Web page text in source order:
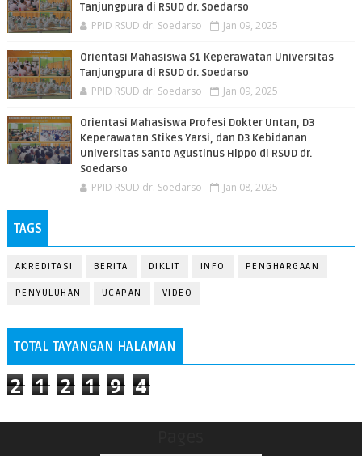
Tanjungpura di RSUD dr. Soedarso
PPID RSUD dr. Soedarso Jan 09, 2025
Orientasi Mahasiswa S1 Keperawatan Universitas
Tanjungpura di RSUD dr. Soedarso
PPID RSUD dr. Soedarso Jan 09, 2025
Orientasi Mahasiswa Profesi Dokter Untan, D3
Keperawatan Stikes Yarsi, dan D3 Kebidanan
Universitas Santo Agustinus Hippo di RSUD dr.
Soedarso
PPID RSUD dr. Soedarso Jan 08, 2025
TAGS
AKREDITASI BERITA DIKLIT INFO PENGHARGAAN
PENYULUHAN UCAPAN VIDEO
TOTAL TAYANGAN HALAMAN
2 1 2 1 9 4